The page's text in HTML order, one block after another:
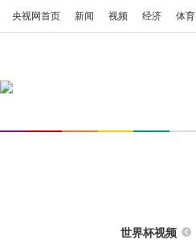
央视网首页 新闻 视频 经济 体育
世界杯视频